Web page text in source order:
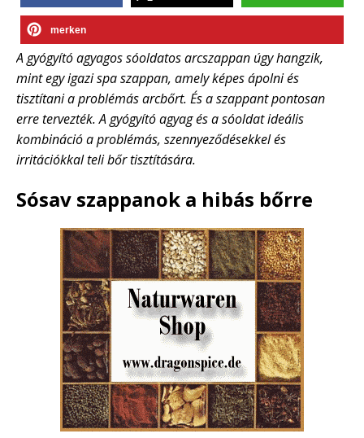
merken
A gyógyító agyagos sóoldatos arcszappan úgy hangzik,
mint egy igazi spa szappan, amely képes ápolni és
tisztítani a problémás arcbőrt. És a szappant pontosan
erre tervezték. A gyógyító agyag és a sóoldat ideális
kombináció a problémás, szennyeződésekkel és
irritációkkal teli bőr tisztítására.
Sósav szappanok a hibás bőrre